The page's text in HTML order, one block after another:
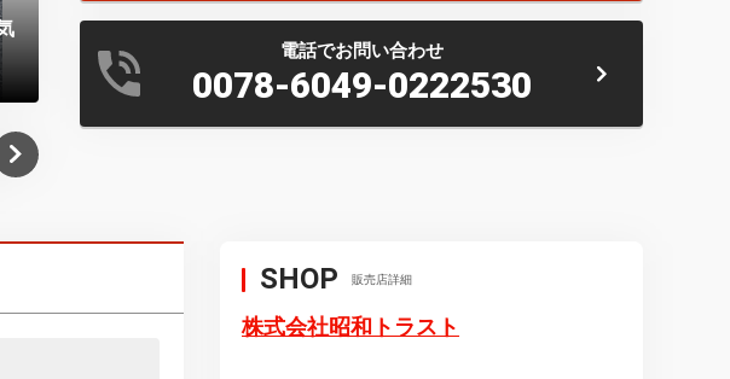
Ｒｅｄｄｙ Ｐｅｒｆｏｒｍａｎｃｅ Ｅｄｉｔｉｏｎ］にアップデートさ
致します。
電話でお問い合わせ
0078-6049-0222530
SHOP 販売店詳細
株式会社昭和トラスト